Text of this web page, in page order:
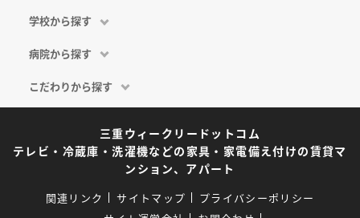
学校から探す
病院から探す
こだわりから探す
三重ウィークリードットコム
テレビ・冷蔵庫・洗濯機などの家具・家電備え付けの賃貸マ
ンション、アパート
関連リンク サイトマップ
プライバシーポリシー